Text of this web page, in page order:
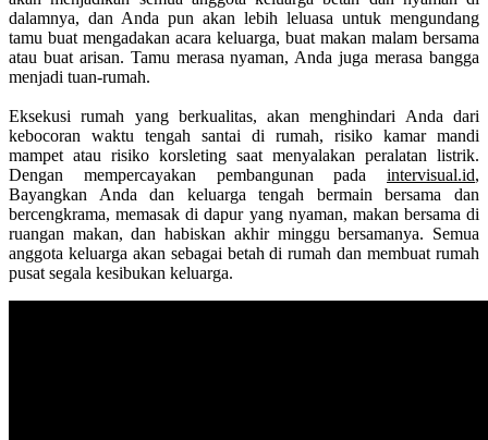
dalamnya, dan Anda pun akan lebih leluasa untuk mengundang
tamu buat mengadakan acara keluarga, buat makan malam bersama
atau buat arisan. Tamu merasa nyaman, Anda juga merasa bangga
menjadi tuan-rumah.
Eksekusi rumah yang berkualitas, akan menghindari Anda dari
kebocoran waktu tengah santai di rumah, risiko kamar mandi
mampet atau risiko korsleting saat menyalakan peralatan listrik.
Dengan mempercayakan pembangunan pada intervisual.id,
Bayangkan Anda dan keluarga tengah bermain bersama dan
bercengkrama, memasak di dapur yang nyaman, makan bersama di
ruangan makan, dan habiskan akhir minggu bersamanya. Semua
anggota keluarga akan sebagai betah di rumah dan membuat rumah
pusat segala kesibukan keluarga.